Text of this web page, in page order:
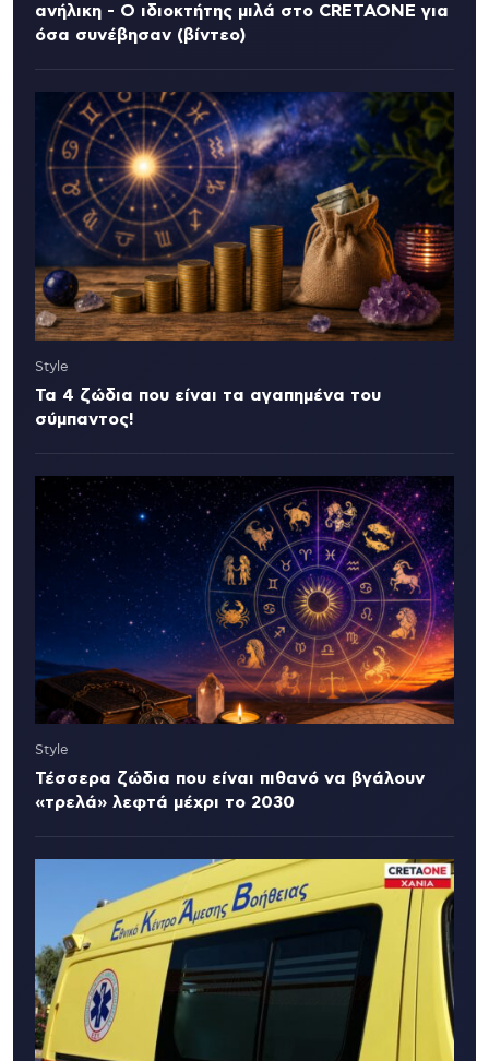
ανήλικη - Ο ιδιοκτήτης μιλά στο CRETAONE για
όσα συνέβησαν (βίντεο)
Style
Τα 4 ζώδια που είναι τα αγαπημένα του
σύμπαντος!
Style
Τέσσερα ζώδια που είναι πιθανό να βγάλουν
«τρελά» λεφτά μέχρι το 2030